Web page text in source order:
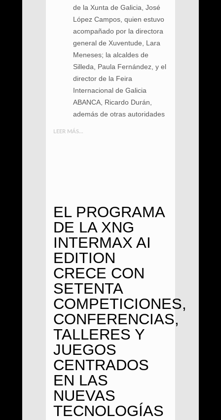
de la Xunta de Galicia, José
López Campos, quien estuvo
acompañado por la directora
general de Xuventude, Lara
Meneses; la alcaldes de
Silleda, Paula Fernández, y el
director de la Feira
Internacional de Galicia
ABANCA, Ricardo Durán,
además de otras autoridades
LEER MÁS...
EL PROGRAMA
DE LA XNG
INTERMAX AI
EDITION
CRECE CON
SETENTA
COMPETICIONES,
CONFERENCIAS,
TALLERES Y
JUEGOS
CENTRADOS
EN LAS
NUEVAS
TECNOLOGÍAS